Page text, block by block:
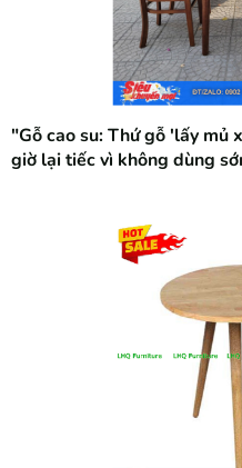
"Gỗ cao su: Thứ gỗ 'lấy mủ
giờ lại tiếc vì không dùng